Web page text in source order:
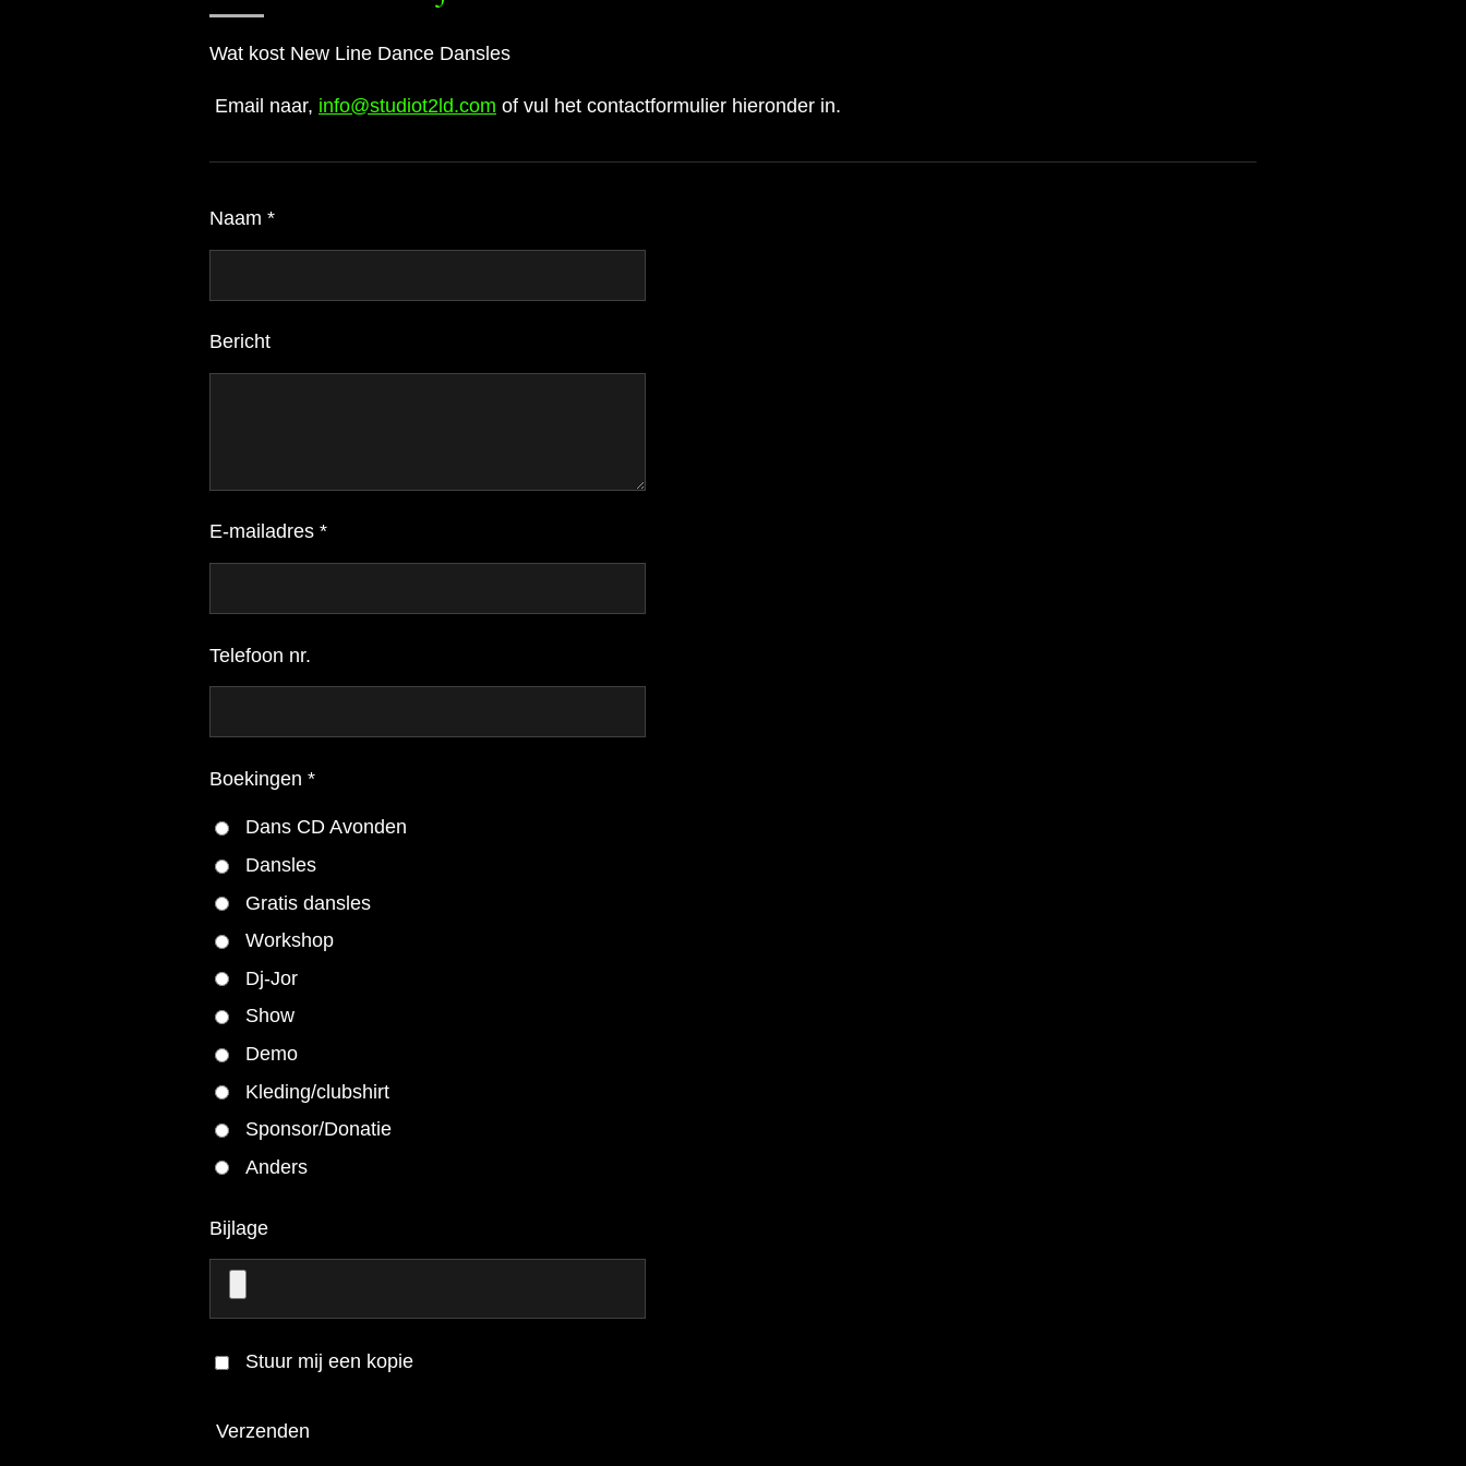
Wat kost New Line Dance Dansles
Email naar, info@studiot2ld.com of vul het contactformulier hieronder in.
Naam *
Bericht
E-mailadres *
Telefoon nr.
Boekingen *
Dans CD Avonden
Dansles
Gratis dansles
Workshop
Dj-Jor
Show
Demo
Kleding/clubshirt
Sponsor/Donatie
Anders
Bijlage
Stuur mij een kopie
Verzenden